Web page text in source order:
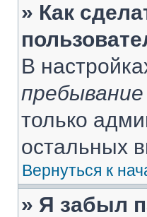
» Как
В
только
остальных
Вернуться к
» Я забыл